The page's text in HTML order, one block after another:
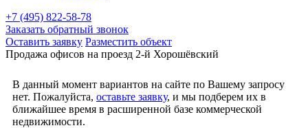
+7 (495) 822-58-78
Заказать обратный звонок
Оставить заявку Разместить объект
Продажа офисов на проезд 2-й Хорошёвский
В данный момент вариантов на сайте по Вашему запросу
нет. Пожалуйста, оставьте заявку, и мы подберем их в
ближайшее время в расширенной базе коммерческой
недвижимости.